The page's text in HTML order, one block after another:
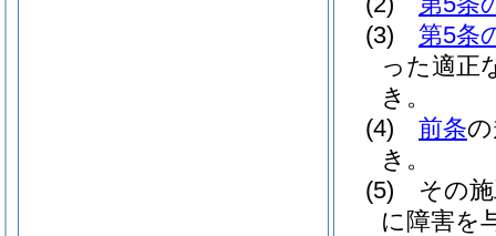
(3)
第5条
った適正
き。
(4)
前条
き。
(5)
その
に障害を